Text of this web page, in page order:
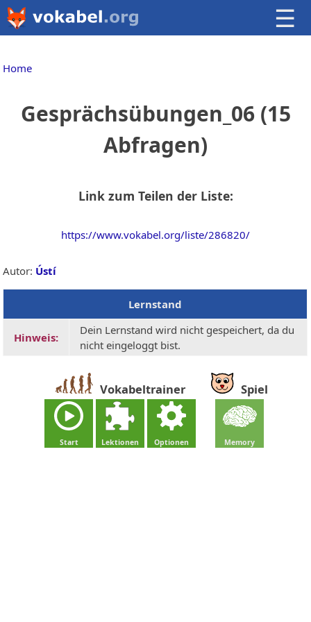
☰
Home
Gesprächsübungen_06 (15
Abfragen)
Link zum Teilen der Liste:
https://www.vokabel.org/liste/286820/
Autor: Ústí
Lernstand
Hinweis:
Dein Lernstand wird nicht gespeichert, da du
nicht eingeloggt bist.
Vokabeltrainer
Start Lektionen Optionen
Spiel
Memory